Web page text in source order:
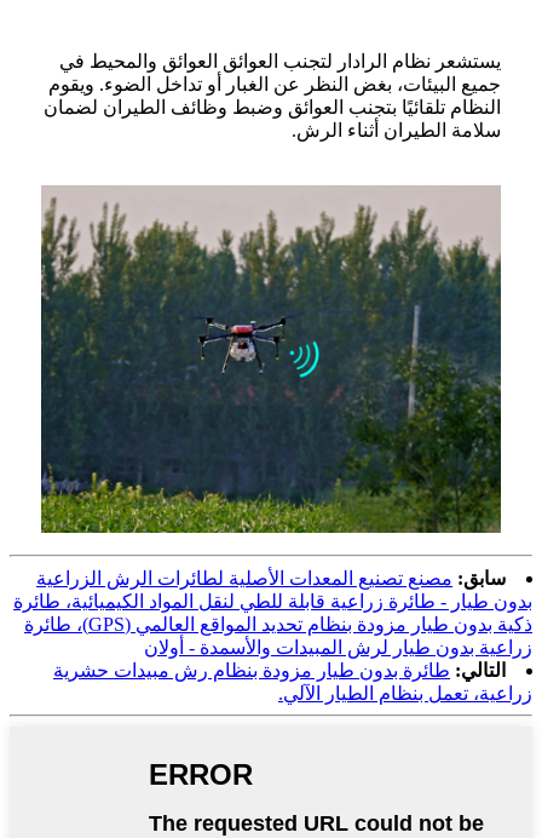
يستشعر نظام الرادار لتجنب العوائق العوائق والمحيط في
جميع البيئات، بغض النظر عن الغبار أو تداخل الضوء. ويقوم
النظام تلقائيًا بتجنب العوائق وضبط وظائف الطيران لضمان
سلامة الطيران أثناء الرش.
سابق: مصنع تصنيع المعدات الأصلية لطائرات الرش الزراعية
بدون طيار - طائرة زراعية قابلة للطي لنقل المواد الكيميائية، طائرة
ذكية بدون طيار مزودة بنظام تحديد المواقع العالمي (GPS)، طائرة
زراعية بدون طيار لرش المبيدات والأسمدة - أولان
التالي: طائرة بدون طيار مزودة بنظام رش مبيدات حشرية
زراعية، تعمل بنظام الطيار الآلي.